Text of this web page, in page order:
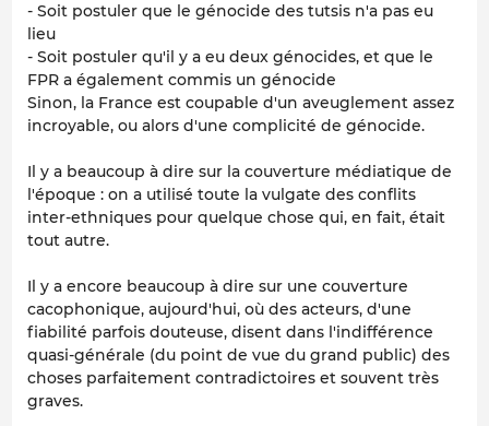
- Soit postuler que le génocide des tutsis n'a pas eu
lieu
- Soit postuler qu'il y a eu deux génocides, et que le
FPR a également commis un génocide
Sinon, la France est coupable d'un aveuglement assez
incroyable, ou alors d'une complicité de génocide.
Il y a beaucoup à dire sur la couverture médiatique de
l'époque : on a utilisé toute la vulgate des conflits
inter-ethniques pour quelque chose qui, en fait, était
tout autre.
Il y a encore beaucoup à dire sur une couverture
cacophonique, aujourd'hui, où des acteurs, d'une
fiabilité parfois douteuse, disent dans l'indifférence
quasi-générale (du point de vue du grand public) des
choses parfaitement contradictoires et souvent très
graves.